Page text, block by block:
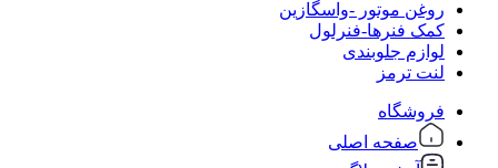
روغن موتور -واسگازین
کمک فنرها-فنرلول
لوازم جلوبندی
لنت ترمز
فروشگاه
صفحه اصلی